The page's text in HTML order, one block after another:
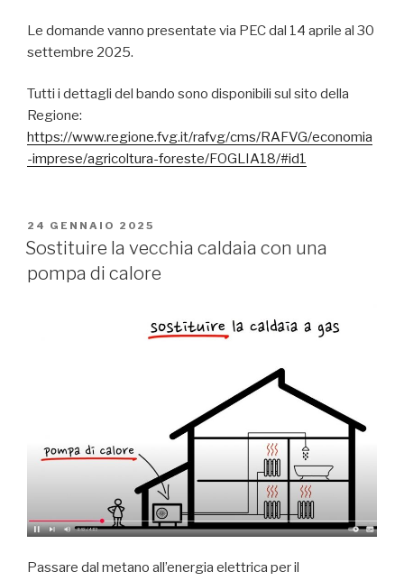
Le domande vanno presentate via PEC dal 14 aprile al 30
settembre 2025.
Tutti i dettagli del bando sono disponibili sul sito della
Regione:
https://www.regione.fvg.it/rafvg/cms/RAFVG/economia
-imprese/agricoltura-foreste/FOGLIA18/#id1
PUBBLICATO
IL
24 GENNAIO 2025
Sostituire la vecchia caldaia con una
pompa di calore
Passare dal metano all’energia elettrica per il